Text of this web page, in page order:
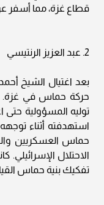
قطاع غزة، مما أسفر
2. عبد العزيز الرنتيسي
بعد اغتيال الشيخ
توليه المسؤولية حتى
استهدفته أثناء
حماس العسكريين
الاحتلال الإسرائيلي.
تفكيك بنية حماس